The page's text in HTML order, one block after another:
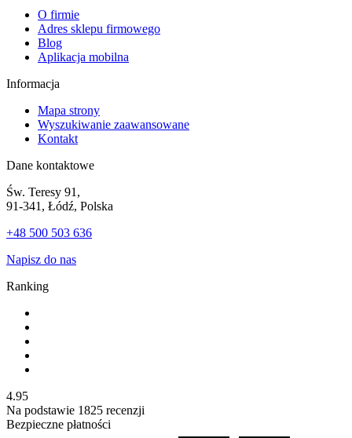
O firmie
Adres sklepu firmowego
Blog
Aplikacja mobilna
Informacja
Mapa strony
Wyszukiwanie zaawansowane
Kontakt
Dane kontaktowe
Św. Teresy 91,
91-341, Łódź, Polska
+48 500 503 636
Napisz do nas
Ranking
4.95
Na podstawie 1825 recenzji
Bezpieczne płatności